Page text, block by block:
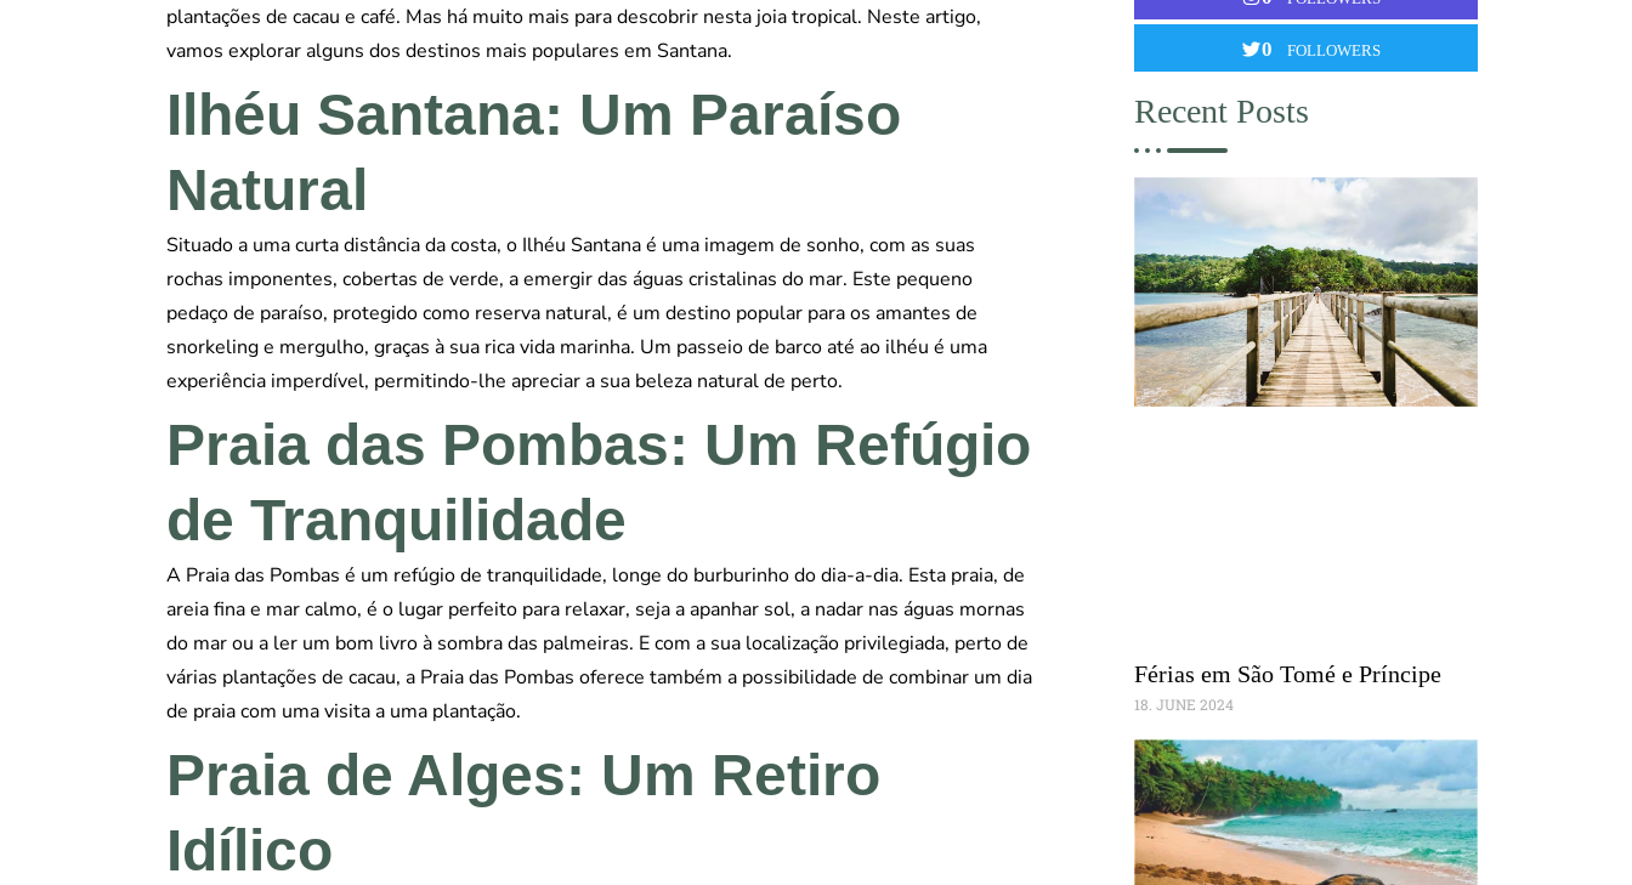
plantações de cacau e café. Mas há muito mais para descobrir nesta joia tropical. Neste artigo,
vamos explorar alguns dos destinos mais populares em Santana.
Ilhéu Santana: Um Paraíso
Natural
Situado a uma curta distância da costa, o Ilhéu Santana é uma imagem de sonho, com as suas
rochas imponentes, cobertas de verde, a emergir das águas cristalinas do mar. Este pequeno
pedaço de paraíso, protegido como reserva natural, é um destino popular para os amantes de
snorkeling e mergulho, graças à sua rica vida marinha. Um passeio de barco até ao ilhéu é uma
experiência imperdível, permitindo-lhe apreciar a sua beleza natural de perto.
Praia das Pombas: Um Refúgio
de Tranquilidade
A Praia das Pombas é um refúgio de tranquilidade, longe do burburinho do dia-a-dia. Esta praia, de
areia fina e mar calmo, é o lugar perfeito para relaxar, seja a apanhar sol, a nadar nas águas mornas
do mar ou a ler um bom livro à sombra das palmeiras. E com a sua localização privilegiada, perto de
várias plantações de cacau, a Praia das Pombas oferece também a possibilidade de combinar um dia
de praia com uma visita a uma plantação.
Praia de Alges: Um Retiro
Idílico
0 FOLLOWERS
Recent Posts
Férias em São Tomé e Príncipe
18. JUNE 2024